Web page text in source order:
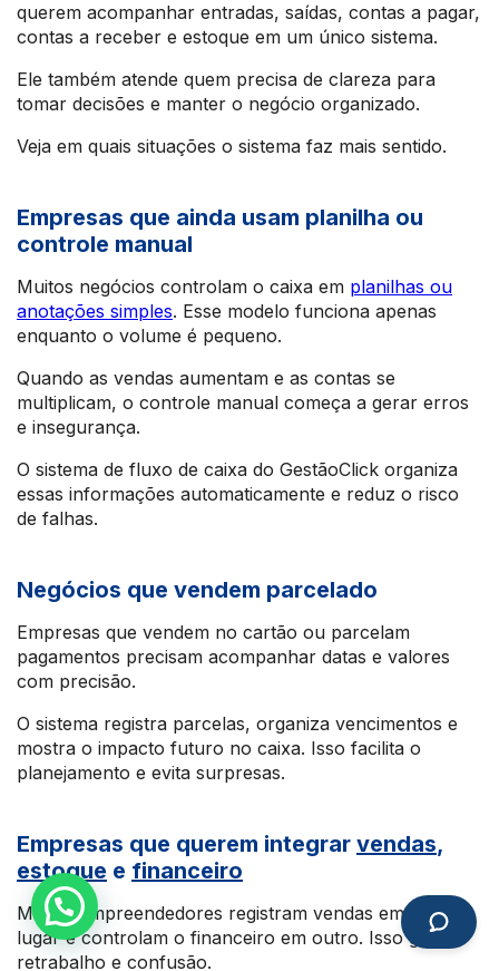
querem acompanhar entradas, saídas, contas a pagar,
contas a receber e estoque em um único sistema.
Ele também atende quem precisa de clareza para
tomar decisões e manter o negócio organizado.
Veja em quais situações o sistema faz mais sentido.
Empresas que ainda usam planilha ou
controle manual
Muitos negócios controlam o caixa em planilhas ou
anotações simples. Esse modelo funciona apenas
enquanto o volume é pequeno.
Quando as vendas aumentam e as contas se
multiplicam, o controle manual começa a gerar erros
e insegurança.
O sistema de fluxo de caixa do GestãoClick organiza
essas informações automaticamente e reduz o risco
de falhas.
Negócios que vendem parcelado
Empresas que vendem no cartão ou parcelam
pagamentos precisam acompanhar datas e valores
com precisão.
O sistema registra parcelas, organiza vencimentos e
mostra o impacto futuro no caixa. Isso facilita o
planejamento e evita surpresas.
Empresas que querem integrar vendas,
estoque e financeiro
Muitos empreendedores registram vendas em um
lugar e controlam o financeiro em outro. Isso gera
retrabalho e confusão.